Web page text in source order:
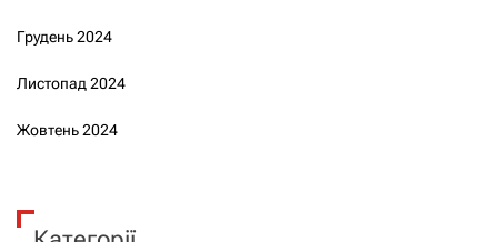
Грудень 2024
Листопад 2024
Жовтень 2024